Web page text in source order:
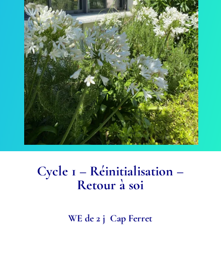
Cycle 1 – Réinitialisation –
Retour à soi
WE de 2 j Cap Ferret